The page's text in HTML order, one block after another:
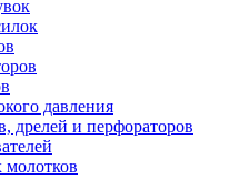
давления
дрелей и перфораторов
молотков